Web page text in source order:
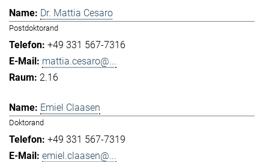
Dr. Mattia Cesaro
Postdoktorand
+49 331 567-7316
mattia.cesaro@...
2.16
Emiel Claasen
Doktorand
+49 331 567-7319
emiel.claasen@...